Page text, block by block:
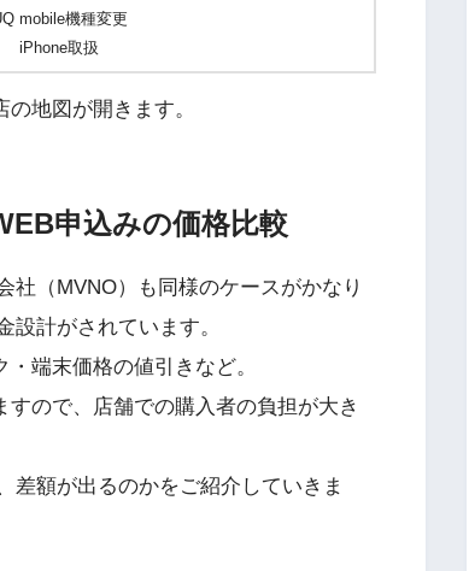
mobile機種変更
iPhone取扱
地図が開きます。
申込みの価格比較
社（MVNO）も同様のケースがかなり
計がされています。
端末価格の値引きなど。
ので、店舗での購入者の負担が大き
差額が出るのかをご紹介していきま